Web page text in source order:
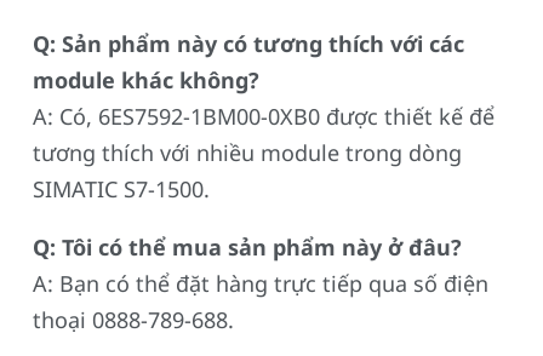
Q: Sản phẩm này có tương thích với các
module khác không?
A: Có, 6ES7592-1BM00-0XB0 được thiết kế để
tương thích với nhiều module trong dòng
SIMATIC S7-1500.
Q: Tôi có thể mua sản phẩm này ở đâu?
A: Bạn có thể đặt hàng trực tiếp qua số điện
thoại 0888-789-688.